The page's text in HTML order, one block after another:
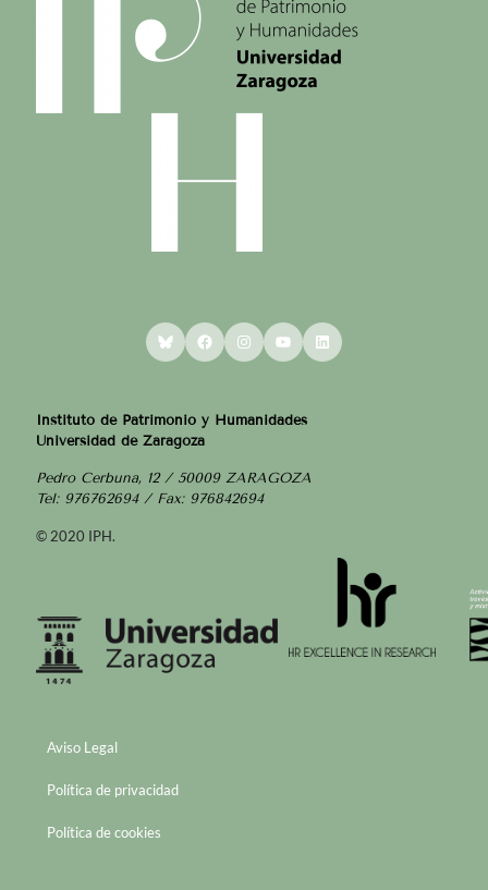
BlueskyFacebookInstagram
YouTubeLinkedIn
Instituto de Patrimonio y Humanidades
Universidad de Zaragoza
Pedro Cerbuna, 12 / 50009 ZARAGOZA
Tel: 976762694 / Fax: 976842694
© 2020 IPH.
Aviso Legal
Política de privacidad
Política de cookies